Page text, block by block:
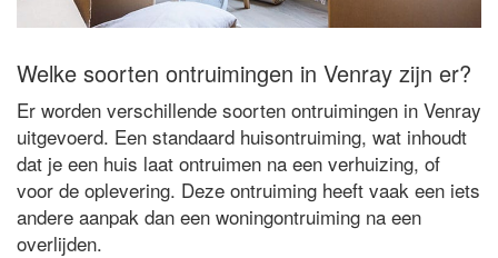
Welke soorten ontruimingen in Venray zijn er?
Er worden verschillende soorten ontruimingen in Venray
uitgevoerd. Een standaard huisontruiming, wat inhoudt
dat je een huis laat ontruimen na een verhuizing, of
voor de oplevering. Deze ontruiming heeft vaak een iets
andere aanpak dan een woningontruiming na een
overlijden.